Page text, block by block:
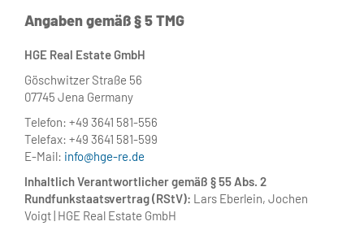
Leistungen
▾
Ankauf
Referenzen
Kontakt
Angaben gemäß § 5 TMG
HGE Real Estate GmbH
Göschwitzer Straße 56
07745 Jena Germany
Telefon: +49 3641 581-556
Telefax: +49 3641 581-599
E-Mail: info@hge-re.de
Inhaltlich Verantwortlicher gemäß § 55 Abs. 2
Rundfunkstaatsvertrag (RStV): Lars Eberlein, Jochen
Voigt | HGE Real Estate GmbH